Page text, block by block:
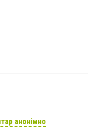
анонімно